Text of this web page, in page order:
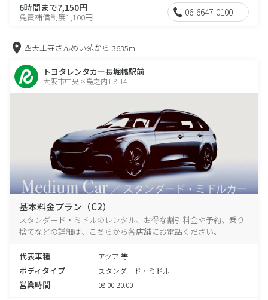
6時間まで7,150円
免責補償制度1,100円 06-6647-0100
四天王寺さんめい苑から 3635m
トヨタレンタカー長堀橋駅前
大阪市中央区島之内1-8-14
基本料金プラン（C2）
スタンダード・ミドルのレンタル、お得な割引料金や予約、乗り
捨てなどの詳細は、こちらから各店舗にお電話ください。
代表車種 アクア 等
ボディタイプ スタンダード・ミドル
営業時間 08:00-20:00